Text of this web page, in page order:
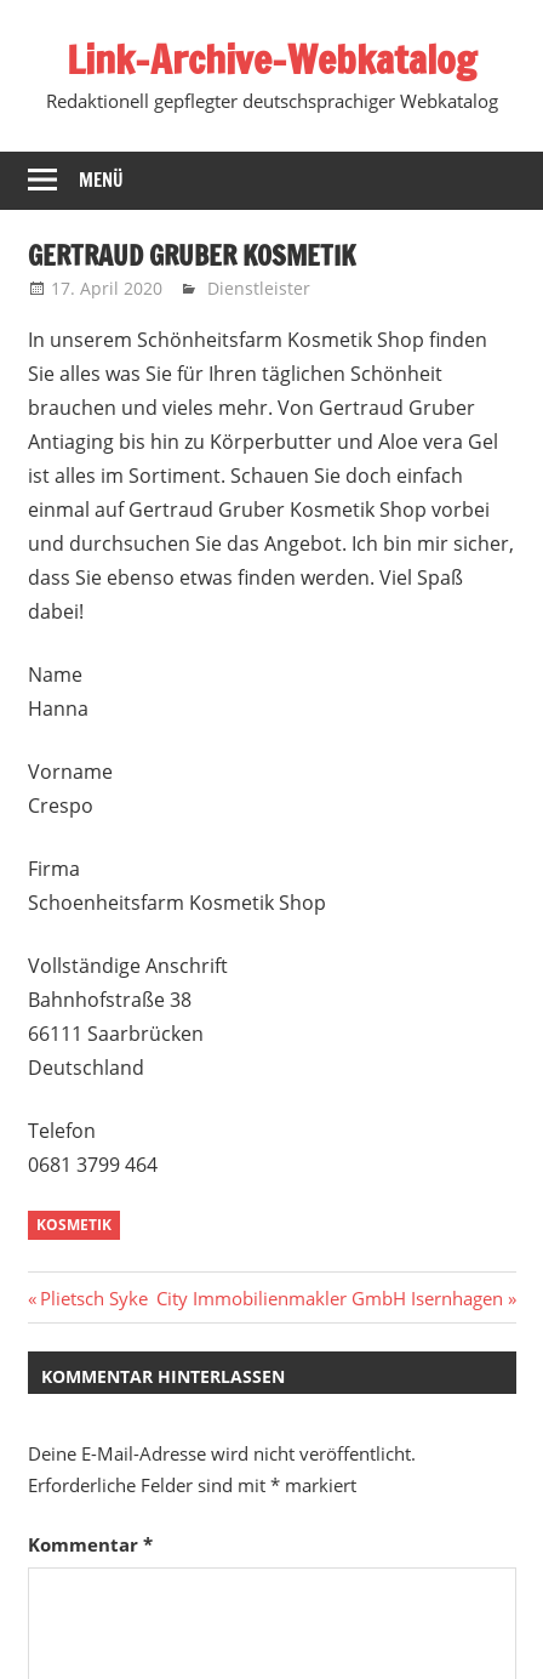
springenLink-Archive-Webkatalog
Redaktionell gepflegter deutschsprachiger Webkatalog
MENÜ
GERTRAUD GRUBER KOSMETIK
17. April 2020 Marko
Dienstleister
In unserem Schönheitsfarm Kosmetik Shop finden
Sie alles was Sie für Ihren täglichen Schönheit
brauchen und vieles mehr. Von Gertraud Gruber
Antiaging bis hin zu Körperbutter und Aloe vera Gel
ist alles im Sortiment. Schauen Sie doch einfach
einmal auf Gertraud Gruber Kosmetik Shop vorbei
und durchsuchen Sie das Angebot. Ich bin mir sicher,
dass Sie ebenso etwas finden werden. Viel Spaß
dabei!
Name
Hanna
Vorname
Crespo
Firma
Schoenheitsfarm Kosmetik Shop
Vollständige Anschrift
Bahnhofstraße 38
66111 Saarbrücken
Deutschland
Telefon
0681 3799 464
KOSMETIK
Beitragsnavigation
Vorheriger
Beitrag:
Plietsch Syke Nächster
Beitrag:
City Immobilienmakler GmbH Isernhagen
KOMMENTAR HINTERLASSEN
Deine E-Mail-Adresse wird nicht veröffentlicht.
Erforderliche Felder sind mit *markiert
Kommentar *